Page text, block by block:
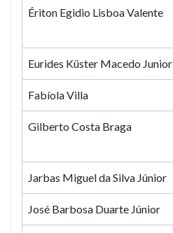
Ériton Egidio Lisboa Valente
Eurides Küster Macedo Junior
Fabíola Villa
Gilberto Costa Braga
Jarbas Miguel da Silva Júnior
José Barbosa Duarte Júnior